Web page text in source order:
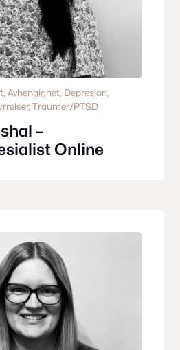
, Avhengighet, Depresjon
, Traumer/PTSD
–
Online